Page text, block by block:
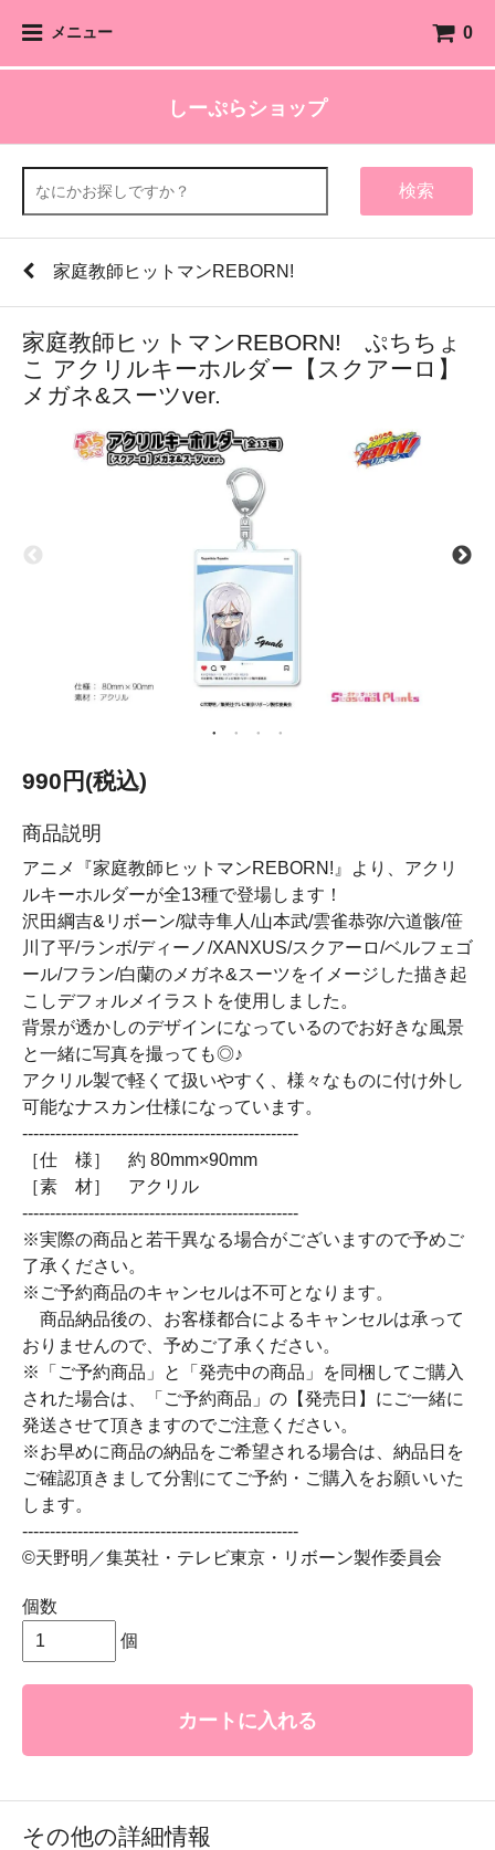
メニュー 0
しーぷらショップ
検索
家庭教師ヒットマンREBORN!
家庭教師ヒットマンREBORN! ぷちちょ
こ アクリルキーホルダー【スクアーロ】
メガネ&スーツver.
990円(税込)
商品説明
アニメ『家庭教師ヒットマンREBORN!』より、アクリ
ルキーホルダーが全13種で登場します！
沢田綱吉&リボーン/獄寺隼人/山本武/雲雀恭弥/六道骸/笹
川了平/ランボ/ディーノ/XANXUS/スクアーロ/ベルフェゴ
ール/フラン/白蘭のメガネ&スーツをイメージした描き起
こしデフォルメイラストを使用しました。
背景が透かしのデザインになっているのでお好きな風景
と一緒に写真を撮っても◎♪
アクリル製で軽くて扱いやすく、様々なものに付け外し
可能なナスカン仕様になっています。
--------------------------------------------------
［仕 様］ 約 80mm×90mm
［素 材］ アクリル
--------------------------------------------------
※実際の商品と若干異なる場合がございますので予めご
了承ください。
※ご予約商品のキャンセルは不可となります。
商品納品後の、お客様都合によるキャンセルは承って
おりませんので、予めご了承ください。
※「ご予約商品」と「発売中の商品」を同梱してご購入
された場合は、「ご予約商品」の【発売日】にご一緒に
発送させて頂きますのでご注意ください。
※お早めに商品の納品をご希望される場合は、納品日を
ご確認頂きまして分割にてご予約・ご購入をお願いいた
します。
--------------------------------------------------
©天野明／集英社・テレビ東京・リボーン製作委員会
個数
個
カートに入れる
その他の詳細情報